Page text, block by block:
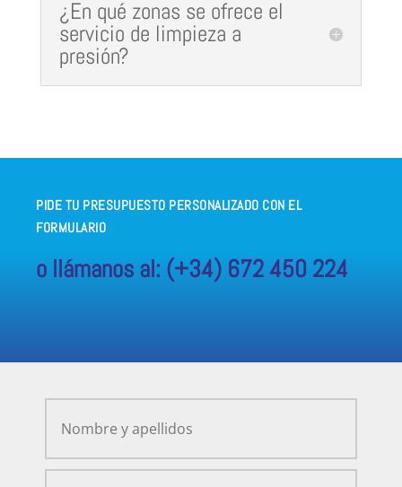
¿En qué zonas se ofrece el
servicio de limpieza a
presión?
PIDE TU PRESUPUESTO PERSONALIZADO CON EL
FORMULARIO
o llámanos al: (+34) 672 450 224